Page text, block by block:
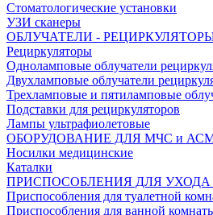
Стоматологические установки
УЗИ сканеры
ОБЛУЧАТЕЛИ -
Рециркуляторы
Одноламповые облучатели
Двухламповые облучатели
Трехламповые и пятиламповые
Подставки для рециркуляторов
Лампы ультрафиолетовые
ОБОРУДОВАНИЕ ДЛЯ МЧС и
Носилки медицинские
Каталки
ПРИСПОСОБЛЕНИЯ ДЛЯ
Приспособления для туалетной
Приспособления для ванной